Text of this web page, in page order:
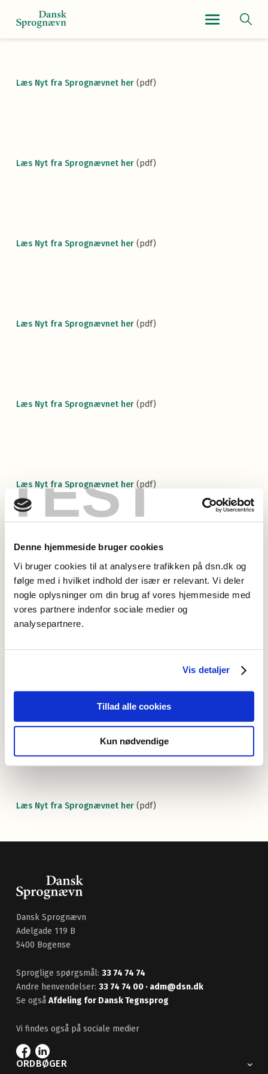
TEST
Denne hjemmeside bruger cookies
Vi bruger cookies til at analysere trafikken på dsn.dk og
følge med i hvilket indhold der især er relevant. Vi deler
nogle oplysninger om din brug af vores hjemmeside med
vores partnere indenfor sociale medier og
analysepartnere.
Vis detaljer
Tillad alle cookies
Kun nødvendige
Navigationsmenu
Læs Nyt fra Sprognævnet her(pdf)
Læs Nyt fra Sprognævnet her(pdf)
Læs Nyt fra Sprognævnet her(pdf)
Læs Nyt fra Sprognævnet her(pdf)
Læs Nyt fra Sprognævnet her(pdf)
Læs Nyt fra Sprognævnet her(pdf)
Læs Nyt fra Sprognævnet her(pdf)
Læs Nyt fra Sprognævnet her(pdf)
Læs Nyt fra Sprognævnet her(pdf)
Dansk Sprognævn
Adelgade 119 B
5400 Bogense
Sproglige spørgsmål: 33 74 74 74
Andre henvendelser: 33 74 74 00 · adm@dsn.dk
Se også Afdeling for Dansk Tegnsprog
Vi findes også på sociale medier
ORDBØGER